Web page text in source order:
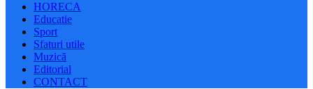
HORECA
Educatie
Sport
Sfaturi utile
Muzică
Editorial
CONTACT